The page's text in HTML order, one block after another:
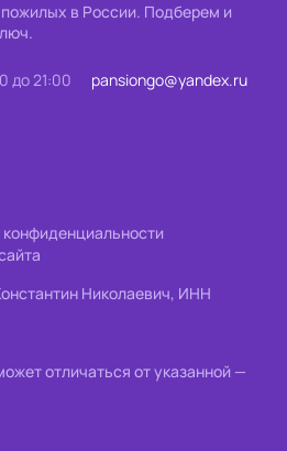
в России. Подберем и
до 21:00 pansiongo@yandex.ru
конфиденциальности
Николаевич, ИНН
отличаться от указанной —